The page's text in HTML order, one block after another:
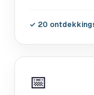
✓ 20
📅